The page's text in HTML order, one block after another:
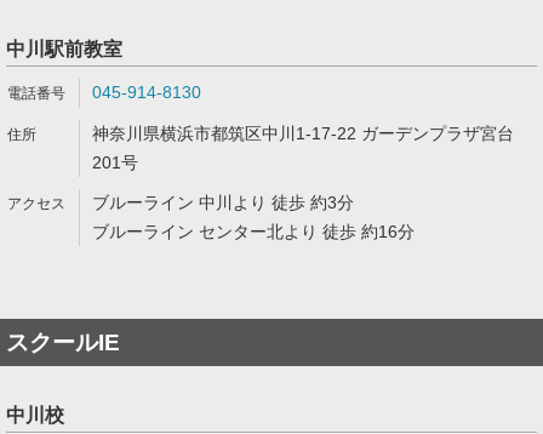
中川駅前教室
045-914-8130
神奈川県横浜市都筑区中川1-17-22 ガーデンプラザ宮台
201号
ブルーライン 中川より 徒歩 約3分
ブルーライン センター北より 徒歩 約16分
スクールIE
中川校